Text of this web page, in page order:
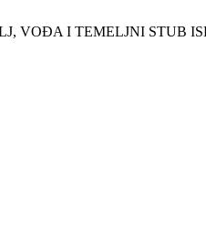
VOĐA I TEMELJNI STUB